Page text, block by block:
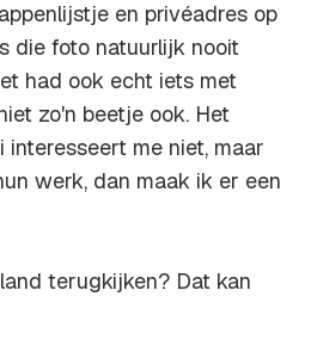
en privéadres op
die foto natuurlijk nooit
had ook echt iets met
zo'n beetje ook. Het
me niet, maar
werk, dan maak ik er een
terugkijken? Dat kan